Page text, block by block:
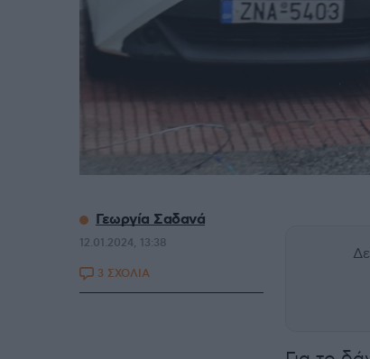
Γεωργία Σαδανά
12.01.2024, 13:38
3 ΣΧΟΛΙΑ